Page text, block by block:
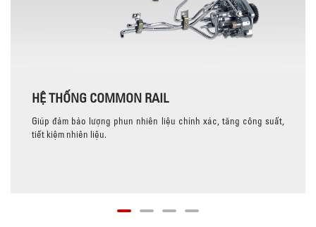
HỆ THỐNG COMMON RAIL
Giúp đảm bảo lượng phun nhiên liệu chính xác, tăng công suất,
tiết kiệm nhiên liệu.